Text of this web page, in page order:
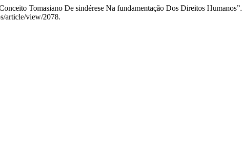
Tomasiano De sindérese Na fundamentação Dos Direitos Humanos”.
article/view/2078.